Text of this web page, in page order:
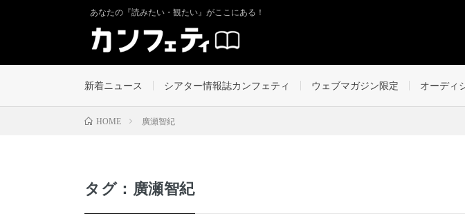
あなたの『読みたい・観たい』がここにある！
新着ニュース シアター情報誌カンフェティ ウェブマガジン限定 オーディ
HOME 廣瀬智紀
タグ：廣瀬智紀